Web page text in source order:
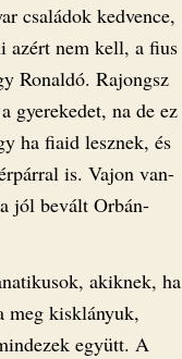
családok kedvence,
azért nem kell, a fius
Ronaldó. Rajongsz
gyerekedet, na de ez
ha fiaid lesznek, és
is. Vajon van-
jól bevált Orbán-
akiknek, ha
kisklányuk,
együtt. A